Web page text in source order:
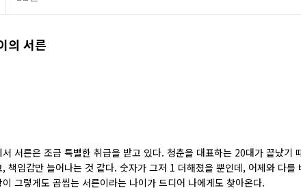
의 서른
서 서른은 조금 특별한 취급을 받고 있다. 청춘을 대표하는 20대가 끝났기
, 책임감만 늘어나는 것 같다. 숫자가 그저 1 더해졌을 뿐인데, 어제와 다
이 그렇게도 곱씹는 서른이라는 나이가 드디어 나에게도 찾아온다.